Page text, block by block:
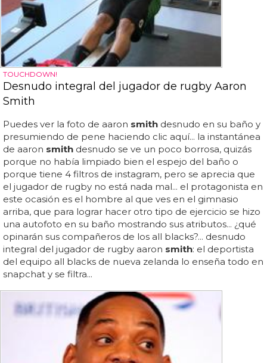
TOUCHDOWN!
Desnudo integral del jugador de rugby Aaron
Smith
Puedes ver la foto de aaron smith desnudo en su baño y
presumiendo de pene haciendo clic aquí... la instantánea
de aaron smith desnudo se ve un poco borrosa, quizás
porque no había limpiado bien el espejo del baño o
porque tiene 4 filtros de instagram, pero se aprecia que
el jugador de rugby no está nada mal... el protagonista en
este ocasión es el hombre al que ves en el gimnasio
arriba, que para lograr hacer otro tipo de ejercicio se hizo
una autofoto en su baño mostrando sus atributos... ¿qué
opinarán sus compañeros de los all blacks?... desnudo
integral del jugador de rugby aaron smith: el deportista
del equipo all blacks de nueva zelanda lo enseña todo en
snapchat y se filtra...